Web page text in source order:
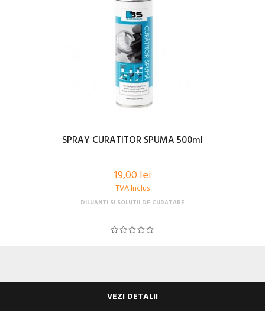
SPRAY CURATITOR SPUMA 500ml
19,00 lei
TVA Inclus
DILUANTI SI SOLUTII DE CURATARE
VEZI DETALII